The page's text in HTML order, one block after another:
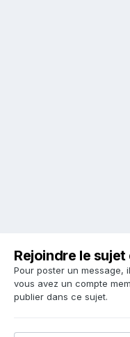
Rejoindre le
Pour poster un message,
vous avez un compte
publier dans ce sujet.